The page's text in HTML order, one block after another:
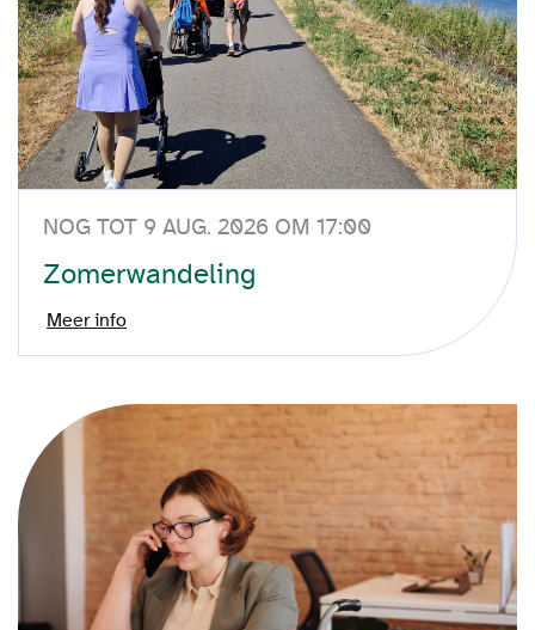
NOG TOT 9 AUG. 2026 OM 17:00
Zomerwandeling
Meer info